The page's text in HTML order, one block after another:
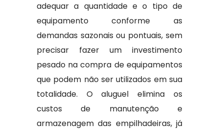
adequar a quantidade e o tipo de
equipamento conforme as
demandas sazonais ou pontuais, sem
precisar fazer um investimento
pesado na compra de equipamentos
que podem não ser utilizados em sua
totalidade. O aluguel elimina os
custos de manutenção e
armazenagem das empilhadeiras, já